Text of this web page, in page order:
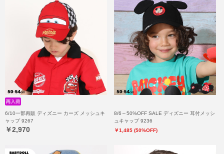
6/10一部再販 ディズニー カーズ メッシュキ
ャップ 9267
￥2,970
8/6～50%OFF SALE ディズニー 耳付メッシ
ュキャップ 9236
￥1,485 (50%OFF)